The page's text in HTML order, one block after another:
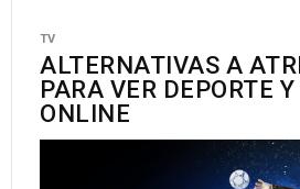
TV
ALTERNATIVAS A
PARA VER DEPORTE
ONLINE